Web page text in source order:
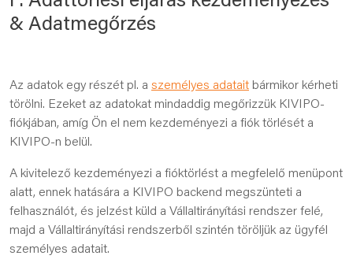
& Adatmegőrzés
Az adatok egy részét pl. a személyes adatait bármikor kérheti
törölni. Ezeket az adatokat mindaddig megőrizzük KIVIPO-
fiókjában, amíg Ön el nem kezdeményezi a fiók törlését a
KIVIPO-n belül.
A kivitelező kezdeményezi a fióktörlést a megfelelő menüpont
alatt, ennek hatására a KIVIPO backend megszünteti a
felhasználót, és jelzést küld a Vállaltirányítási rendszer felé,
majd a Vállaltirányítási rendszerből szintén töröljük az ügyfél
személyes adatait.